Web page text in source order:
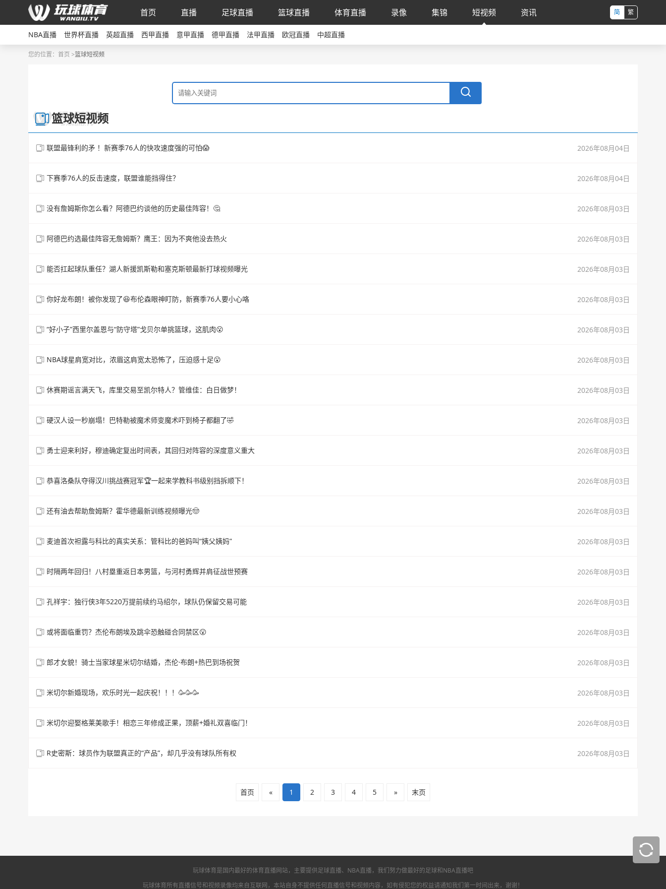
首页 直播 足球直播 篮球直播 体育直播 录像 集锦 短视频 资讯 简 繁
NBA直播 世界杯直播 英超直播 西甲直播 意甲直播 德甲直播 法甲直播 欧冠直播 中超直播
您的位置： 首页 >篮球短视频
篮球短视频
联盟最锋利的矛 ！新赛季76人的快攻速度强的可怕😱 2026年08月04日
下赛季76人的反击速度，联盟谁能挡得住？ 2026年08月04日
没有詹姆斯你怎么看？阿德巴约谈他的历史最佳阵容！🤔 2026年08月03日
阿德巴约选最佳阵容无詹姆斯？鹰王：因为不爽他没去热火 2026年08月03日
能否扛起球队重任？湖人新援凯斯勒和塞克斯顿最新打球视频曝光 2026年08月03日
你好龙布朗！被你发现了😆布伦森眼神盯防，新赛季76人要小心咯 2026年08月03日
“好小子”西里尔盖恩与“防守塔”戈贝尔单挑篮球，这肌肉😮 2026年08月03日
NBA球星肩宽对比，浓眉这肩宽太恐怖了，压迫感十足😮 2026年08月03日
休赛期谣言满天飞，库里交易至凯尔特人？管维佳：白日做梦！ 2026年08月03日
硬汉人设一秒崩塌！巴特勒被魔术师变魔术吓到椅子都翻了🤣 2026年08月03日
勇士迎来利好，穆迪确定复出时间表，其回归对阵容的深度意义重大 2026年08月03日
恭喜洛桑队夺得汉川挑战赛冠军🏆一起来学教科书级别挡拆顺下！ 2026年08月03日
还有油去帮助詹姆斯？霍华德最新训练视频曝光🤠 2026年08月03日
麦迪首次袒露与科比的真实关系：管科比的爸妈叫“姨父姨妈” 2026年08月03日
时隔两年回归！八村塁重返日本男篮，与河村勇辉并肩征战世预赛 2026年08月03日
孔祥宇：独行侠3年5220万提前续约马绍尔，球队仍保留交易可能 2026年08月03日
或将面临重罚？杰伦布朗埃及跳伞恐触碰合同禁区😮 2026年08月03日
郎才女貌！骑士当家球星米切尔结婚，杰伦·布朗+热巴到场祝贺 2026年08月03日
米切尔新婚现场，欢乐时光一起庆祝！！！🥳🥳🥳 2026年08月03日
米切尔迎娶格莱美歌手！相恋三年修成正果，顶薪+婚礼双喜临门！ 2026年08月03日
R史密斯：球员作为联盟真正的“产品”，却几乎没有球队所有权 2026年08月03日
首页 « 1 2 3 4 5 » 末页
玩球体育是国内最好的体育直播网站，主要提供足球直播、NBA直播，我们努力做最好的足球和NBA直播吧
玩球体育所有直播信号和视频录像均来自互联网，本站自身不提供任何直播信号和视频内容，如有侵犯您的权益请通知我们第一时间出来，谢谢！